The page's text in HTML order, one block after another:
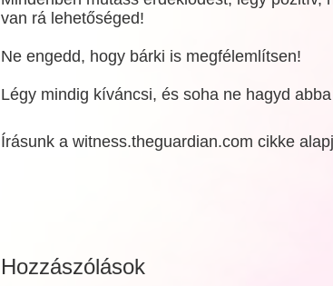
van rá lehetőséged!
Ne engedd, hogy bárki is megfélemlítsen!
Légy mindig kíváncsi, és soha ne hagyd
Írásunk a witness.theguardian.com cikke
Hozzászólások